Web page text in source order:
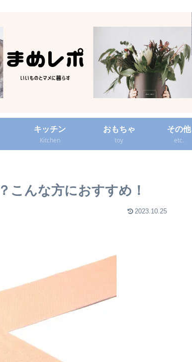
キッチン
Kitchen
おもちゃ
toy
その他
etc.
こんな方におすすめ！
2023.10.25